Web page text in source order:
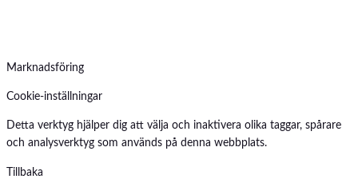
Marknadsföring
Cookie-inställningar
Detta verktyg hjälper dig att välja och inaktivera olika taggar, spårare
och analysverktyg som används på denna webbplats.
Tillbaka